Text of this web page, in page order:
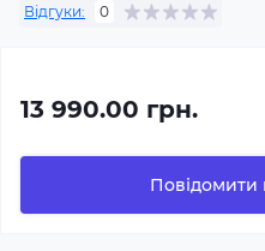
Відгуки: 0
13 990.00 грн.
Повідомити